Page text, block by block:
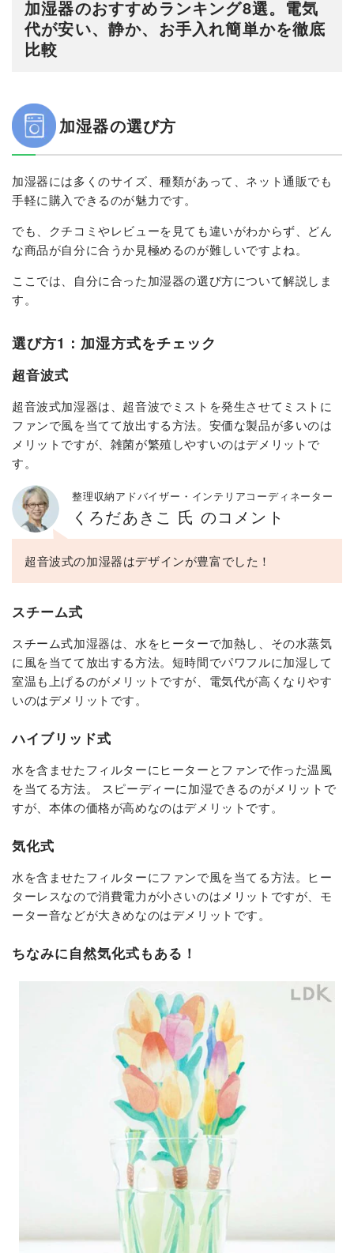
加湿器のおすすめランキング8選。電気
代が安い、静か、お手入れ簡単かを徹底
比較
加湿器の選び方
加湿器には多くのサイズ、種類があって、ネット通販でも
手軽に購入できるのが魅力です。
でも、クチコミやレビューを見ても違いがわからず、どん
な商品が自分に合うか見極めるのが難しいですよね。
ここでは、自分に合った加湿器の選び方について解説しま
す。
選び方1：加湿方式をチェック
超音波式
超音波式加湿器は、超音波でミストを発生させてミストに
ファンで風を当てて放出する方法。安価な製品が多いのは
メリットですが、雑菌が繁殖しやすいのはデメリットで
す。
整理収納アドバイザー・インテリアコーディネーター
くろだあきこ 氏 のコメント
超音波式の加湿器はデザインが豊富でした！
スチーム式
スチーム式加湿器は、水をヒーターで加熱し、その水蒸気
に風を当てて放出する方法。短時間でパワフルに加湿して
室温も上げるのがメリットですが、電気代が高くなりやす
いのはデメリットです。
ハイブリッド式
水を含ませたフィルターにヒーターとファンで作った温風
を当てる方法。 スピーディーに加湿できるのがメリットで
すが、本体の価格が高めなのはデメリットです。
気化式
水を含ませたフィルターにファンで風を当てる方法。ヒー
ターレスなので消費電力が小さいのはメリットですが、モ
ーター音などが大きめなのはデメリットです。
ちなみに自然気化式もある！